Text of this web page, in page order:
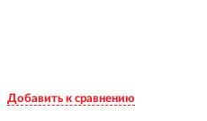
Добавить к сравнению